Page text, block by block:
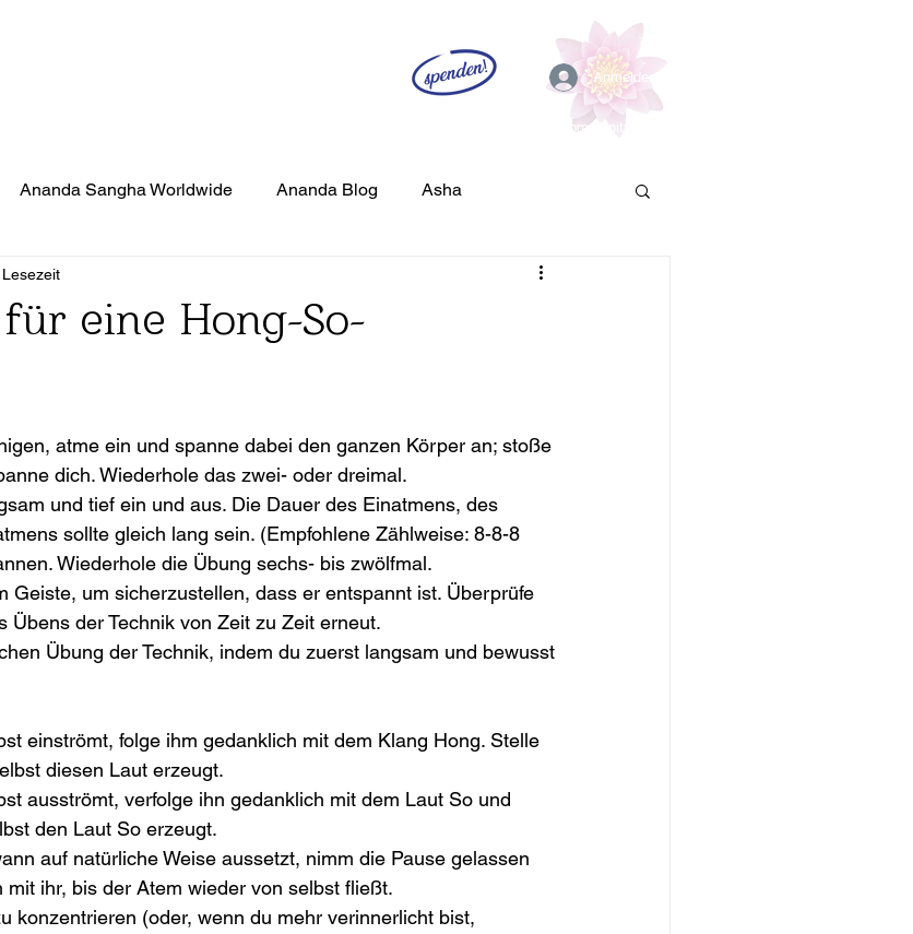
Anmelden
Community
Ananda Sangha Worldwide Ananda Blog Asha
Konzentration Kundalini
eine Hong-So-
atme ein und spanne dabei den ganzen Körper an; stoße
dich. Wiederhole das zwei- oder dreimal.
und tief ein und aus. Die Dauer des Einatmens, des
sollte gleich lang sein. (Empfohlene Zählweise: 8-8-8
Wiederhole die Übung sechs- bis zwölfmal.
Geiste, um sicherzustellen, dass er entspannt ist. Überprüfe
Übens der Technik von Zeit zu Zeit erneut.
Übung der Technik, indem du zuerst langsam und bewusst
einströmt, folge ihm gedanklich mit dem Klang Hong. Stelle
diesen Laut erzeugt.
ausströmt, verfolge ihn gedanklich mit dem Laut So und
den Laut So erzeugt.
auf natürliche Weise aussetzt, nimm die Pause gelassen
mit ihr, bis der Atem wieder von selbst fließt.
konzentrieren (oder, wenn du mehr verinnerlicht bist,